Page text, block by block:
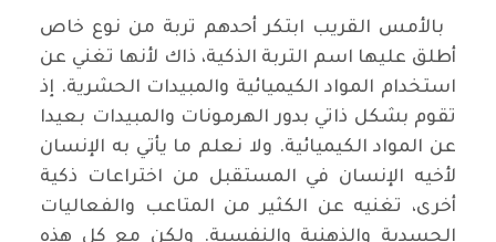
بالأمس القريب ابتكر أحدهم تربة من نوع خاص
أطلق عليها اسم التربة الذكية، ذاك لأنها تغني عن
استخدام المواد الكيميائية والمبيدات الحشرية. إذ
تقوم بشكل ذاتي بدور الهرمونات والمبيدات بعيدا
عن المواد الكيميائية. ولا نعلم ما يأتي به الإنسان
لأخيه الإنسان في المستقبل من اختراعات ذكية
أخرى، تغنيه عن الكثير من المتاعب والفعاليات
الجسدية والذهنية والنفسية. ولكن مع كل هذه